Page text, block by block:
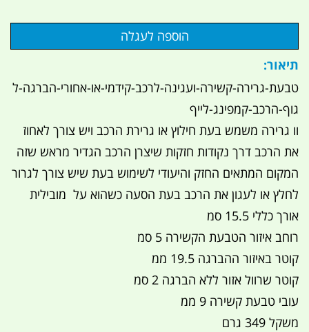
תיאור:
טבעת-גרירה-קשירה-ועגינה-לרכב-קידמי-או-אחורי-הברגה-ל
גוף-הרכב-קמפינג-לייף
וו גרירה משמש בעת חילוץ או גרירת הרכב ויש צורך לאחוז
את הרכב דרך נקודות חזקות שיצרן הרכב הגדיר מראש שזה
המקום המתאים החזק והיעודי לשימוש בעת שיש צורך לגרור
לחלץ או לעגון את הרכב בעת הסעה כשהוא על מובילית
אורך כללי 15.5 סמ
רוחב איזור הטבעת הקשירה 5 סמ
קוטר באיזור ההברגה 19.5 ממ
קוטר שרוול אזור ללא הברגה 2 סמ
עובי טבעת קשירה 9 ממ
משקל 349 גרם